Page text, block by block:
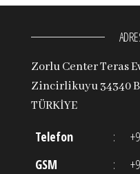
Zorlu Center Teras
Zincirlikuyu 34340
TÜRKİYE
Telefon :
GSM
: